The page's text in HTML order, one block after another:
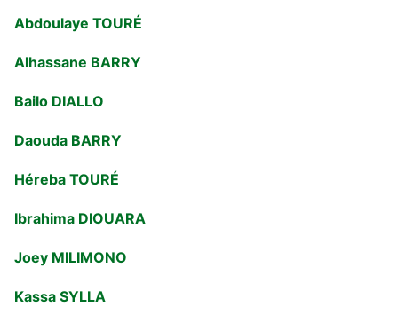
Abdoulaye TOURÉ
Alhassane BARRY
Bailo DIALLO
Daouda BARRY
Héreba TOURÉ
Ibrahima DIOUARA
Joey MILIMONO
Kassa SYLLA